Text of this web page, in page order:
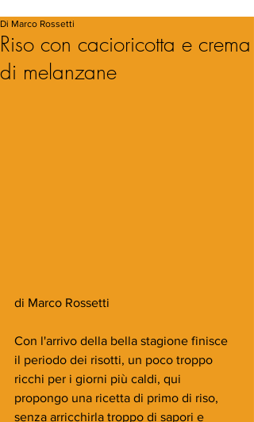
Riso con cacioricotta e crema
di melanzane
Di Marco Rossetti
di Marco Rossetti
Con l'arrivo della bella stagione finisce
il periodo dei risotti, un poco troppo
ricchi per i giorni più caldi, qui
propongo una ricetta di primo di riso,
senza arricchirla troppo di sapori e